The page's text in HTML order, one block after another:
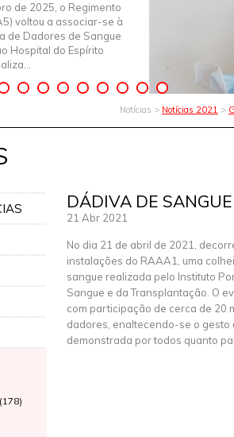
de 2025, o Regimento
voltou a associar-se à
de Dadores de Sangue
Hospital do Espírito
Notícias > Notícias 2021 >
DÁDIVA DE
21 Abr 2021
No dia 21 de abril de 2021,
instalações do RAAA1, uma
sangue realizada pelo Instituto
Sangue e da Transplantação. O
com participação de cerca de 20
dadores, enaltecendo-se o gesto
demonstrada por todos quanto